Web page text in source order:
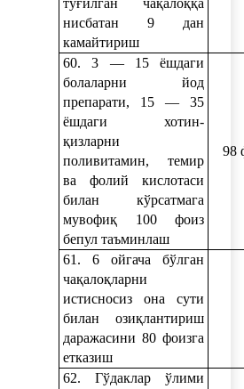
нисбатан 9 дан
камайтириш
60. 3 — 15 ёшдаги
болаларни йод
препарати, 15 — 35
ёшдаги хотин-
қизларни
поливитамин, темир
ва фолий кислотаси
билан кўрсатмага
мувофиқ 100 фоиз
бепул таъминлаш
98
61. 6 ойгача бўлган
чақалоқларни
истисносиз она сути
билан озиқлантириш
даражасини 80 фоизга
етказиш
62. Гўдаклар ўлими